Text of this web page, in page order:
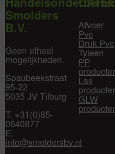
Smolders
B.V.
Geen afhaal
mogelijkheden.
Spaubeekstraat
95-22
5035 JV Tilburg
T. +31(0)85-
0640877
E.
info@smoldersbv.nl
Afvoer
Pvc
Druk Pvc
Tyleen
PP
Las
GLW